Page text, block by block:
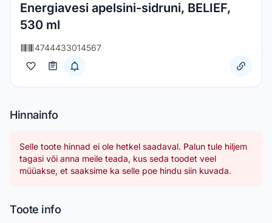
Energiavesi apelsini-sidruni, BELIEF,
530 ml
4744433014567
Hinnainfo
Selle toote hinnad ei ole hetkel saadaval. Palun tule hiljem
tagasi või anna meile teada, kus seda toodet veel
müüakse, et saaksime ka selle poe hindu siin kuvada.
Toote info